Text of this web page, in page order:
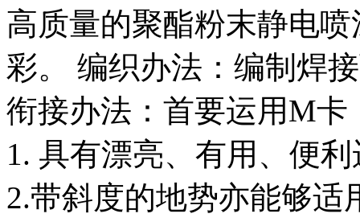
高质量的聚酯粉末静电
彩。 编织办法：编制焊
衔接办法：首要运用M卡
1. 具有漂亮、有用、便
2.带斜度的地势亦能够